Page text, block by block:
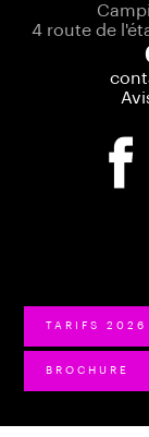
4 route de
TARIFS 2026
BROCHURE